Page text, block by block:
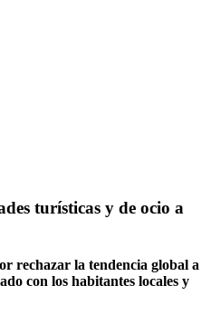
turísticas y de ocio a
rechazar la tendencia global a
con los habitantes locales y